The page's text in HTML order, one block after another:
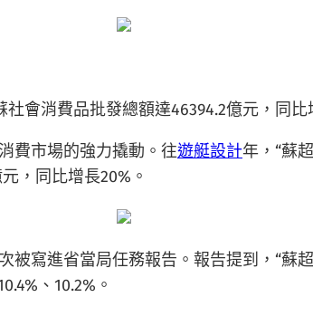
會消費品批發總額達46394.2億元，同
費市場的強力撬動。往遊艇設計年，“蘇
，同比增長20%。
寫進省當局任務報告。報告提到，“蘇
、10.2%。